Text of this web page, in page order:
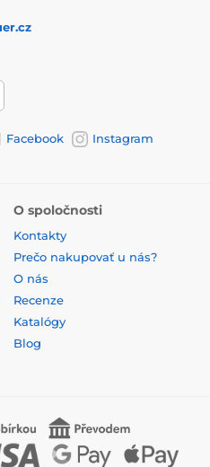
Facebook
Instagram
O spoločnosti
Kontakty
Prečo nakupovať u nás?
O nás
Recenze
Katalógy
Blog